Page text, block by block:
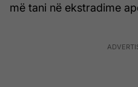
më tani në ekstradime